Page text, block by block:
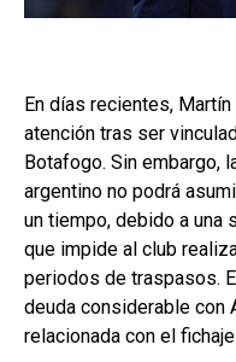
En días recientes,
atención tras ser
Botafogo. Sin embargo,
argentino no podrá
un tiempo, debido a una
que impide al club
periodos de traspasos.
deuda considerable con
relacionada con el